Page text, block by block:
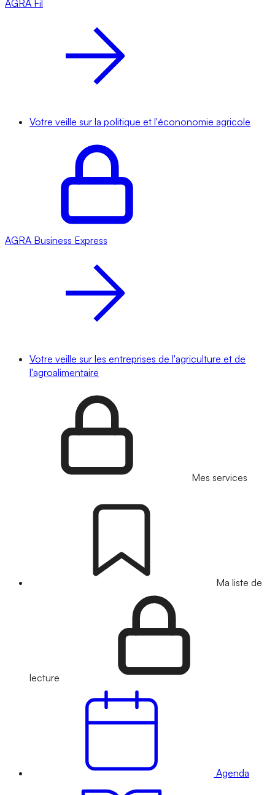
AGRA Fil
Votre veille sur la politique et l'écononomie agricole
AGRA Business Express
Votre veille sur les entreprises de l'agriculture et de
l'agroalimentaire
Mes services
Ma liste de
lecture
Agenda